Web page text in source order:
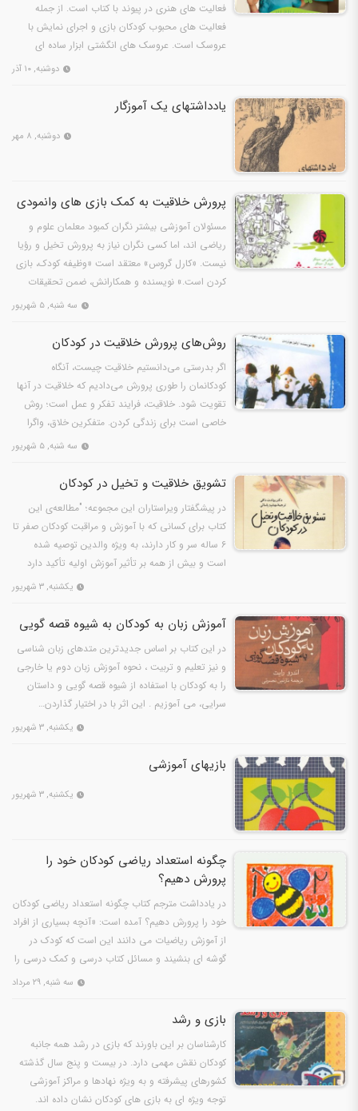
فعالیت های هنری در پیوند با کتاب است. از جمله
فعالیت های محبوب کودکان بازی و اجرای نمایش با
عروسک است. عروسک های انگشتی ابزار ساده ای
دوشنبه, ۱۰ آذر
یادداشتهای یک آموزگار
دوشنبه, ۸ مهر
پرورش خلاقیت به کمک بازی های وانمودی
مسئولان آموزشی بیشتر نگران کمبود معلمان علوم و
ریاضی اند، اما کسی نگران نیاز به پرورش تخیل و رؤیا
نیست. «کارل گروس» معتقد است «وظیفه کودک، بازی
کردن است.» نویسنده و همکارانش، ضمن تحقیقات
سه شنبه, ۵ شهریور
روش‌های پرورش خلاقیت در کودکان
اگر بدرستی می‌دانستیم خلاقیت چیست، آنگاه
کودکانمان را طوری پرورش می‌دادیم که خلاقیت در آنها
تقویت شود. خلاقیت، فرایند تفکر و عمل است؛ روش
خاصی است برای زندگی کردن. متفکرین خلاق، واگرا
سه شنبه, ۵ شهریور
تشویق خلاقیت و تخیل در کودکان
در پیشگفتار ویراستاران این مجموعه؛ "مطالعه‌ی این
کتاب برای کسانی که با آموزش و مراقبت کودکان صفر تا
۶ ساله سر و کار دارند، به ویژه والدین توصیه شده
است و بیش از همه بر تأثیر آموزش اولیه تأکید دارد
یکشنبه, ۳ شهریور
آموزش زبان به کودکان به شیوه قصه گویی
در این کتاب بر اساس جدیدترین متدهای زبان شناسی
و نیز تعلیم و تربیت ، نحوه آموزش زبان دوم یا خارجی
را به کودکان با استفاده از شیوه قصه گویی و داستان
سرایی، می آموزیم . این اثر با در اختیار گذاردن…
یکشنبه, ۳ شهریور
بازیهای آموزشی
یکشنبه, ۳ شهریور
چگونه استعداد ریاضی کودکان خود را
پرورش دهیم؟
در یادداشت مترجم کتاب چگونه استعداد ریاضی کودکان
خود را پرورش دهیم؟ آمده است: «آنچه بسیاری از افراد
از آموزش ریاضیات می دانند این است که کودک در
گوشه ای بنشیند و مسائل کتاب درسی و کمک درسی را
سه شنبه, ۲۹ مرداد
بازی و رشد
کارشناسان بر این باورند که بازی در رشد همه جانبه
کودکان نقش مهمی دارد. در بیست و پنج سال گذشته
کشورهای پیشرفته و به ویژه نهادها و مراکز آموزشی
توجه ویژه ای به بازی های کودکان نشان داده اند.